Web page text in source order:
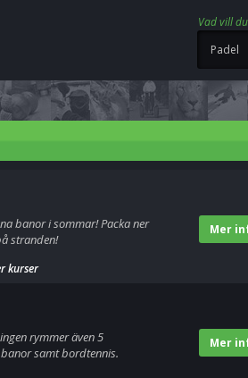
Vad vill
Padel
Mer
banor i sommar! Packa ner
stranden!
kurser
Mer
rymmer även 5
samt bordtennis.